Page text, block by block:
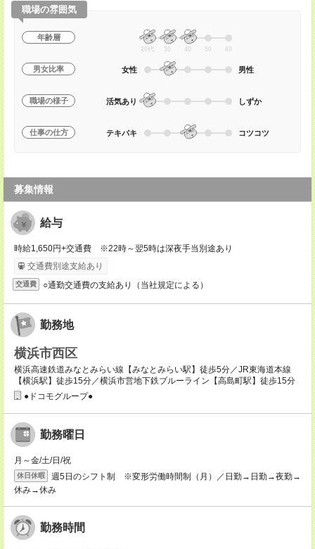
職場の雰囲気
年齢層
20代 30 40 50 60
男女比率 女性 男性
職場の様子 活気あり しずか
仕事の仕方 テキパキ コツコツ
募集情報
給与
時給1,650円+交通費 ※22時～翌5時は深夜手当別途あり
交通費別途支給あり
交通費 ○通勤交通費の支給あり（当社規定による）
勤務地
横浜市西区
横浜高速鉄道みなとみらい線【みなとみらい駅】徒歩5分／JR東海道本線
【横浜駅】徒歩15分／横浜市営地下鉄ブルーライン【高島町駅】徒歩15分
●ドコモグループ●
勤務曜日
月～金/土/日/祝
休日休暇
週5日のシフト制 ※変形労働時間制（月）／日勤→日勤→夜勤→
休み→休み
勤務時間